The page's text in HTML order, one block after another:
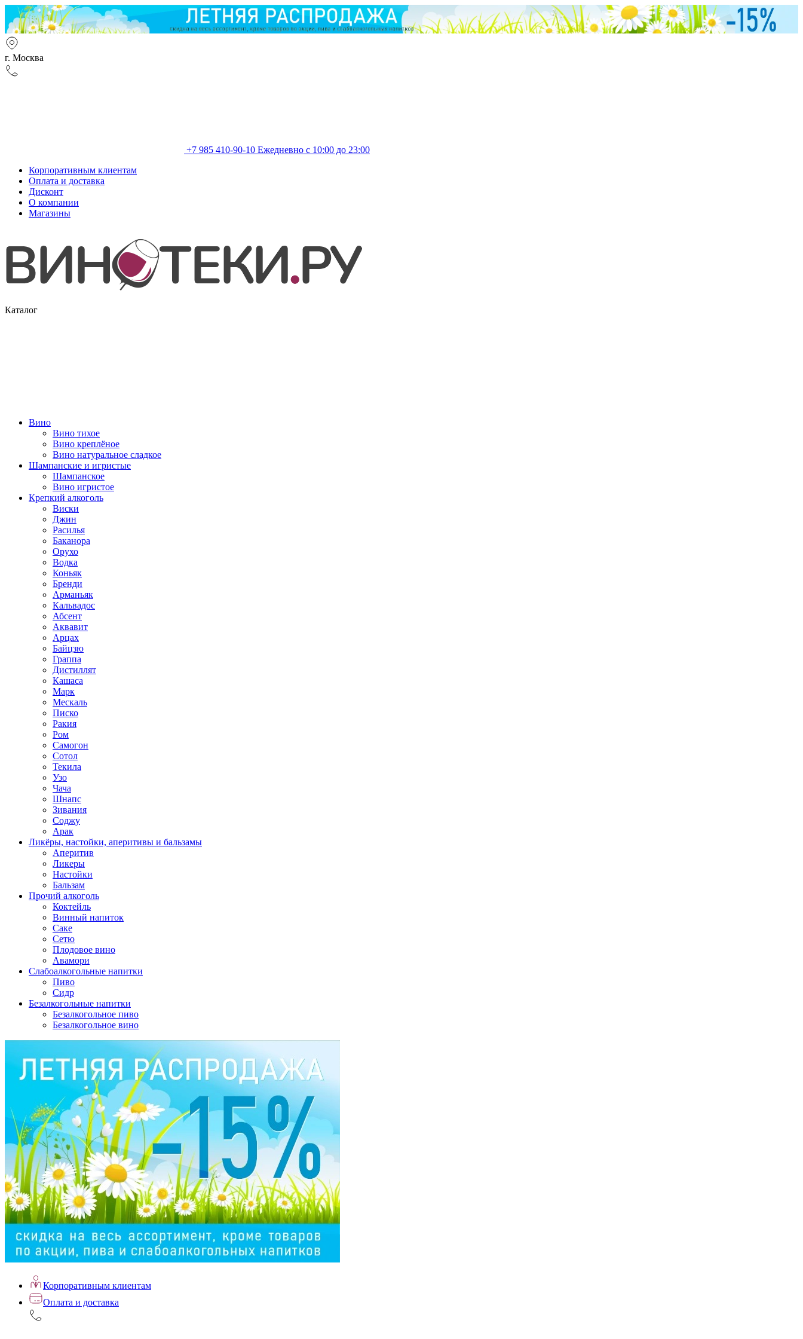
г. Москва
+7 985 410-90-10 Ежедневно с 10:00 до 23:00
Корпоративным клиентам
Оплата и доставка
Дисконт
О компании
Магазины
Каталог
Вино
Вино тихое
Вино креплёное
Вино натуральное сладкое
Шампанские и игристые
Шампанское
Вино игристое
Крепкий алкоголь
Виски
Джин
Расилья
Баканора
Орухо
Водка
Коньяк
Бренди
Арманьяк
Кальвадос
Абсент
Аквавит
Арцах
Байцзю
Граппа
Дистиллят
Кашаса
Марк
Мескаль
Писко
Ракия
Ром
Самогон
Сотол
Текила
Узо
Чача
Шнапс
Зивания
Соджу
Арак
Ликёры, настойки, аперитивы и бальзамы
Аперитив
Ликеры
Настойки
Бальзам
Прочий алкоголь
Коктейль
Винный напиток
Саке
Сетю
Плодовое вино
Авамори
Слабоалкогольные напитки
Пиво
Сидр
Безалкогольные напитки
Безалкогольное пиво
Безалкогольное вино
Корпоративным клиентам
Оплата и доставка